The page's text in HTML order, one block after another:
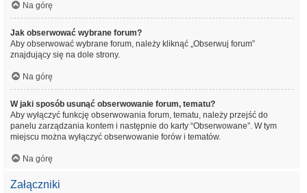
Na górę
Jak obserwować wybrane forum?
Aby obserwować wybrane forum, należy kliknąć „Obserwuj forum”
znajdujący się na dole strony.
Na górę
W jaki sposób usunąć obserwowanie forum, tematu?
Aby wyłączyć funkcję obserwowania forum, tematu, należy przejść do
panelu zarządzania kontem i następnie do karty “Obserwowane”. W tym
miejscu można wyłączyć obserwowanie forów i tematów.
Na górę
Załączniki